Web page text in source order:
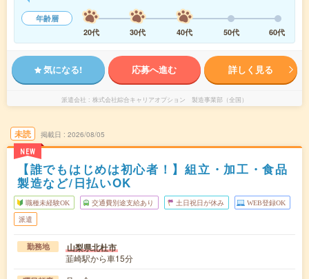
年齢層
20代
30代 40代 50代 60代
気になる! 応募へ進む 詳しく見る
派遣会社 株式会社綜合キャリアオプション 製造事業部（全国）
未読
NEW
掲載日 2026/08/05
【誰でもはじめは初心者！】組立・加工・食品
製造など/日払いOK
職種未経験OK 交通費別途支給あり 土日祝日が休み WEB登録OK
派遣
勤務地 山梨県北杜市
韮崎駅から車15分